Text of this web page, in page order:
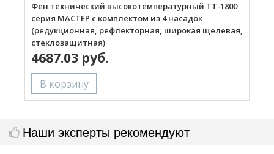
Фен технический высокотемпературный ТТ-1800
серия МАСТЕР с комплектом из 4 насадок
(редукционная, рефлекторная, широкая щелевая,
стеклозащитная)
4687.03 руб.
Наши эксперты рекомендуют